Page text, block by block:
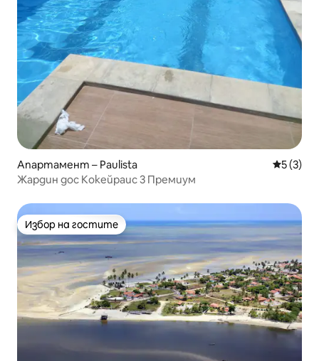
Апартамент – Paulista Средна
5 (3)
Жардин дос Кокейраис 3 Премиум
Избор на гостите
Избор на гостите